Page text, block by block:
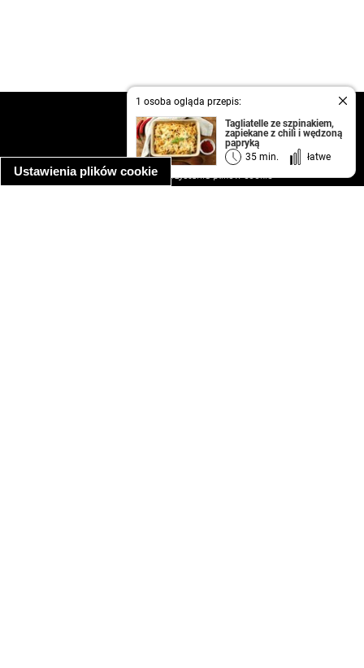
Ustawienia plików cookie
1 osoba ogląda przepis:
Tagliatelle ze szpinakiem,
zapiekane z chili i wędzoną
papryką
35 min.
łatwe
kontakt
regulamin
informacja o prywatności
informacja o wykorzystaniu plików cookie